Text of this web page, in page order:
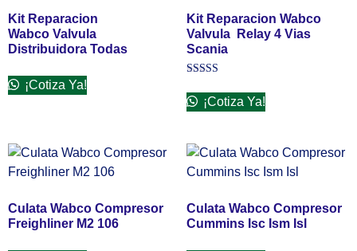
Kit Reparacion
Wabco Valvula
Distribuidora Todas
¡Cotiza Ya!
Kit Reparacion Wabco
Valvula Relay 4 Vias
Scania
en
3.00¡Cotiza Ya!
Culata Wabco Compresor
Freighliner M2 106
Culata Wabco Compresor
Cummins Isc Ism Isl